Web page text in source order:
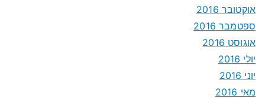
אוקטובר 2016
ספטמבר 2016
אוגוסט 2016
יולי 2016
יוני 2016
מאי 2016